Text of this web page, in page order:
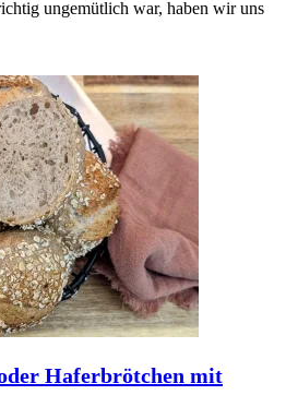
ungemütlich war, haben wir uns
Haferbrötchen mit